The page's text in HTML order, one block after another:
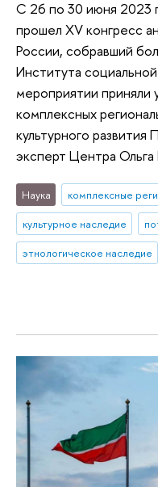
С 26 по 30 июня 2023
прошел XV конгресс
России, собравший
Института
мероприятии
комплексных
культурного
эксперт Центра
Наука
комплексные
культурное наследие
этнологическое наследие